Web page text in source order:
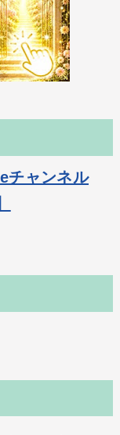
チャンネル